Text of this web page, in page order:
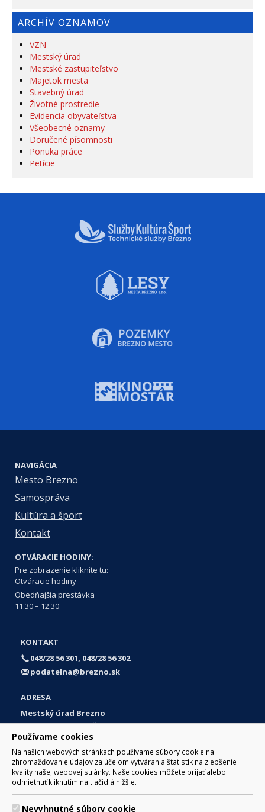
Používame cookies
Na našich webových stránkach používame súbory cookie na
zhromažďovanie údajov za účelom vytvárania štatistík na zlepšenie
kvality našej webovej stránky. Naše cookies môžete prijať alebo
odmietnuť kliknutím na tlačidlá nižšie.
Nevyhnutné súbory cookie
ARCHÍV OZNAMOV
VZN
Mestský úrad
Mestské zastupiteľstvo
Majetok mesta
Stavebný úrad
Životné prostredie
Evidencia obyvateľstva
Všeobecné oznamy
Doručené písomnosti
Ponuka práce
Petície
NAVIGÁCIA
Mesto Brezno
Samospráva
Kultúra a šport
Kontakt
OTVÁRACIE HODINY:
Pre zobrazenie kliknite tu:
Otváracie hodiny
Obedňajšia prestávka
11.30 – 12.30
KONTAKT
048/28 56 301, 048/28 56 302
podatelna@brezno.sk
ADRESA
Mestský úrad Brezno
Námestie gen. M. R. Štefánika 1
977 01 Brezno
Slovakia (Slovak Republic)